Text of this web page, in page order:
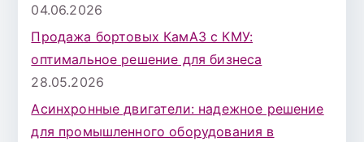
04.06.2026
Продажа бортовых КамАЗ с КМУ:
оптимальное решение для бизнеса
28.05.2026
Асинхронные двигатели: надежное решение
для промышленного оборудования в